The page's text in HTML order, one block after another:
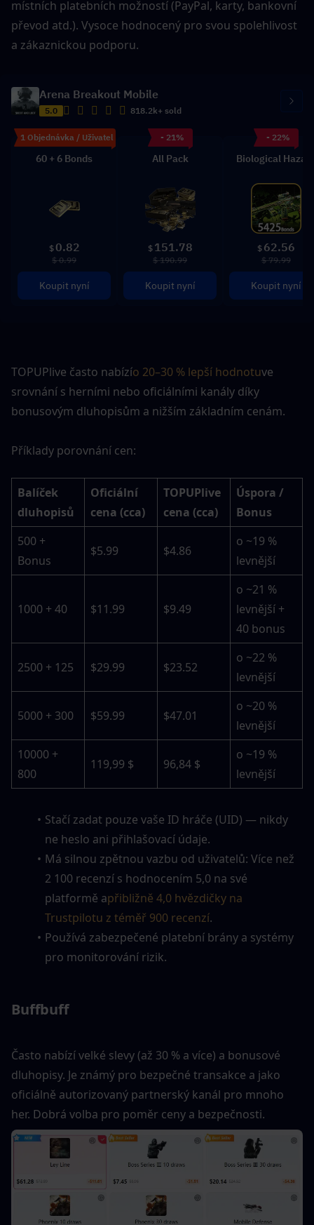
místních platebních možností (PayPal, karty, bankovní
převod atd.). Vysoce hodnocený pro svou spolehlivost
a zákaznickou podporu.
Arena Breakout Mobile
5.0 818.2k+ sold
1 Objednávka / Uživatel
60 + 6 Bonds
$ 0.82
$ 0.99
Koupit nyní
- 21%
All Pack
$ 151.78
$ 190.99
Koupit nyní
- 22%
Biological
$ 62.56
$ 79.99
Koupit nyní
TOPUPlive často nabízío 20–30 % lepší hodnotuve
srovnání s herními nebo oficiálními kanály díky
bonusovým dluhopisům a nižším základním cenám.
Příklady porovnání cen:
Balíček
dluhopisů
Oficiální
cena (cca)
TOPUPlive
cena (cca)
Úspora /
Bonus
500 +
Bonus
$5.99 $4.86
o ~19 %
levnější
1000 + 40 $11.99 $9.49
o ~21 %
levnější +
40 bonus
2500 + 125 $29.99 $23.52
o ~22 %
levnější
5000 + 300 $59.99 $47.01
o ~20 %
levnější
10000 +
800
119,99 $ 96,84 $
o ~19 %
levnější
Stačí zadat pouze vaše ID hráče (UID) — nikdy
ne heslo ani přihlašovací údaje.
Má silnou zpětnou vazbu od uživatelů: Více než
2 100 recenzí s hodnocením 5,0 na své
platformě apřibližně 4,0 hvězdičky na
Trustpilotu z téměř 900 recenzí.
Používá zabezpečené platební brány a systémy
pro monitorování rizik.
Buffbuff
Často nabízí velké slevy (až 30 % a více) a bonusové
dluhopisy. Je známý pro bezpečné transakce a jako
oficiálně autorizovaný partnerský kanál pro mnoho
her. Dobrá volba pro poměr ceny a bezpečnosti.